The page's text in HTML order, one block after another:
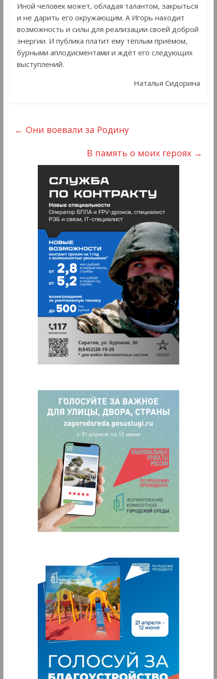
Иной человек может, обладая талантом, закрыться
и не дарить его окружающим. А Игорь находит
возможность и силы для реализации своей доброй
энергии. И публика платит ему тёплым приёмом,
бурными аплодисментами и ждёт его следующих
выступлений.
Наталья Сидорина
← Они воевали за Родину
В память о моих героях →